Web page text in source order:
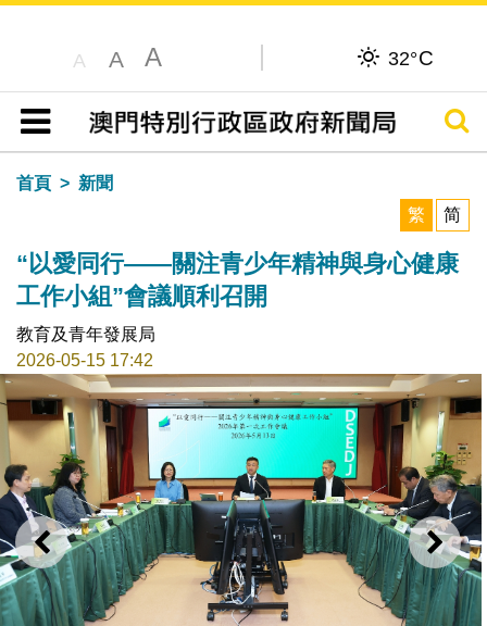
A A A 32°C
目錄
搜尋
首頁
新聞
繁
简
“以愛同行——關注青少年精神與身心健康
工作小組”會議順利召開
教育及青年發展局
2026-05-15 17:42
上一則 下一